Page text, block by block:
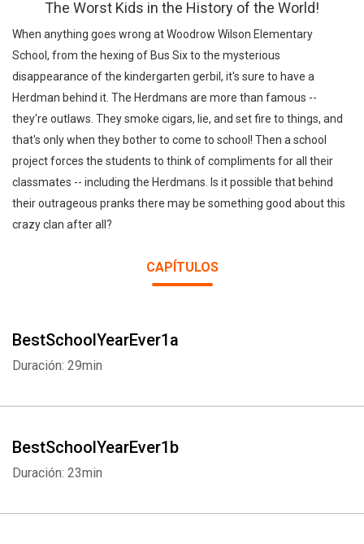
The Worst Kids in the History of the World!
When anything goes wrong at Woodrow Wilson Elementary
School, from the hexing of Bus Six to the mysterious
disappearance of the kindergarten gerbil, it's sure to have a
Herdman behind it. The Herdmans are more than famous --
they're outlaws. They smoke cigars, lie, and set fire to things, and
that's only when they bother to come to school! Then a school
project forces the students to think of compliments for all their
classmates -- including the Herdmans. Is it possible that behind
their outrageous pranks there may be something good about this
crazy clan after all?
CAPÍTULOS
BestSchoolYearEver1a
Duración: 29min
BestSchoolYearEver1b
Duración: 23min